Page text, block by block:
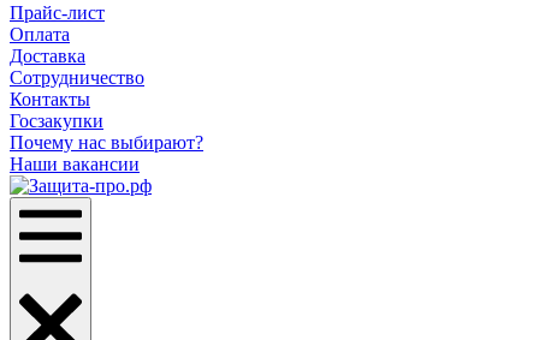
Прайс-лист
Оплата
Доставка
Сотрудничество
Контакты
Госзакупки
Почему нас выбирают?
Наши вакансии